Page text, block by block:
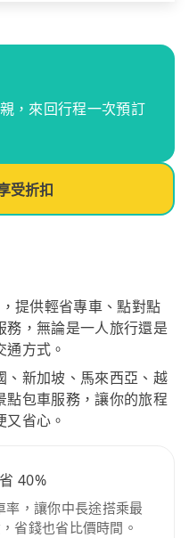
，來回行程一次預訂
受折扣
提供輕省專車、點對點
務，無論是一人旅行還是
方式。
、新加坡、馬來西亞、越
點包車服務，讓你的旅程
省心。
40%
率，讓你中長途搭乘最
省錢也省比價時間。